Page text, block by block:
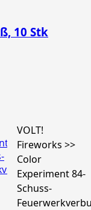
10 Stk
VOLT!
Fireworks >>
Color
Experiment 84-
Schuss-